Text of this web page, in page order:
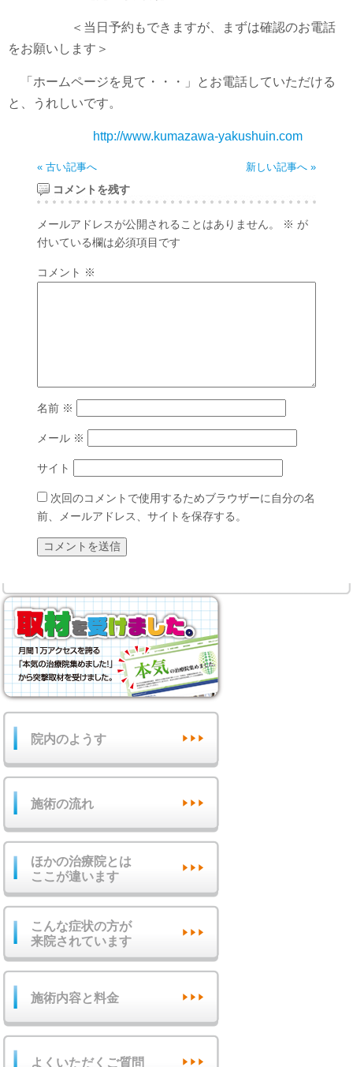
＜当日予約もできますが、まずは確認のお電話
をお願いします＞
「ホームページを見て・・・」とお電話していただける
と、うれしいです。
http://www.kumazawa-yakushuin.com
« 古い記事へ 新しい記事へ »
コメントを残す
メールアドレスが公開されることはありません。 ※ が
付いている欄は必須項目です
コメント ※
名前 ※
メール ※
サイト
次回のコメントで使用するためブラウザーに自分の名
前、メールアドレス、サイトを保存する。
院内のようす
施術の流れ
ほかの治療院とは
ここが違います
こんな症状の方が
来院されています
施術内容と料金
よくいただくご質問